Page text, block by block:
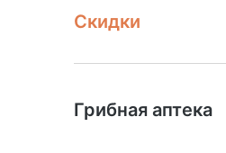
Скидки
Грибная аптека